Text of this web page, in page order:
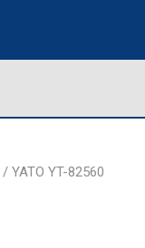
/ YATO YT-82560